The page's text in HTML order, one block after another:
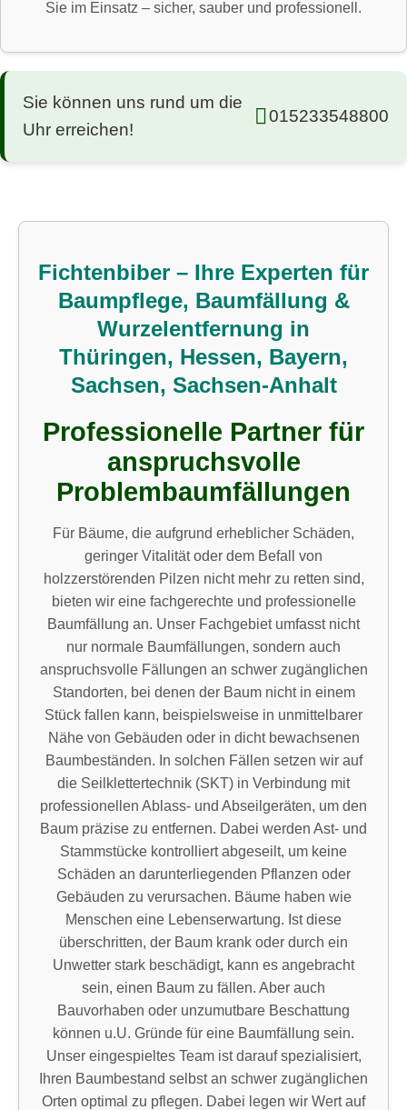
Sie im Einsatz – sicher, sauber und professionell.
Sie können uns rund um die
Uhr erreichen!
015233548800
Fichtenbiber – Ihre Experten für
Baumpflege, Baumfällung &
Wurzelentfernung in
Thüringen, Hessen, Bayern,
Sachsen, Sachsen-Anhalt
Professionelle Partner für
anspruchsvolle
Problembaumfällungen
Für Bäume, die aufgrund erheblicher Schäden,
geringer Vitalität oder dem Befall von
holzzerstörenden Pilzen nicht mehr zu retten sind,
bieten wir eine fachgerechte und professionelle
Baumfällung an. Unser Fachgebiet umfasst nicht
nur normale Baumfällungen, sondern auch
anspruchsvolle Fällungen an schwer zugänglichen
Standorten, bei denen der Baum nicht in einem
Stück fallen kann, beispielsweise in unmittelbarer
Nähe von Gebäuden oder in dicht bewachsenen
Baumbeständen. In solchen Fällen setzen wir auf
die Seilklettertechnik (SKT) in Verbindung mit
professionellen Ablass- und Abseilgeräten, um den
Baum präzise zu entfernen. Dabei werden Ast- und
Stammstücke kontrolliert abgeseilt, um keine
Schäden an darunterliegenden Pflanzen oder
Gebäuden zu verursachen. Bäume haben wie
Menschen eine Lebenserwartung. Ist diese
überschritten, der Baum krank oder durch ein
Unwetter stark beschädigt, kann es angebracht
sein, einen Baum zu fällen. Aber auch
Bauvorhaben oder unzumutbare Beschattung
können u.U. Gründe für eine Baumfällung sein.
Unser eingespieltes Team ist darauf spezialisiert,
Ihren Baumbestand selbst an schwer zugänglichen
Orten optimal zu pflegen. Dabei legen wir Wert auf